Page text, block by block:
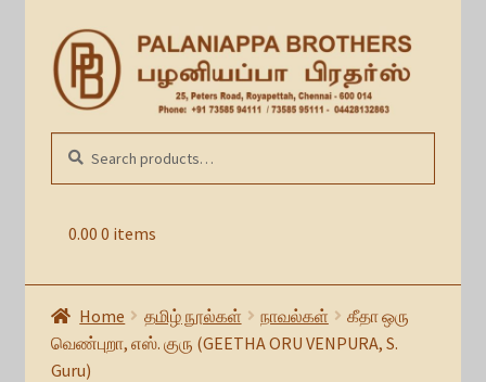
Skip
to
navigation
Skip
to
content
0.00 0 items
for:
Home தமிழ் நூல்கள் நாவல்கள்
கீதா ஒரு
வெண்புறா, எஸ். குரு (GEETHA ORU VENPURA, S.
Guru)